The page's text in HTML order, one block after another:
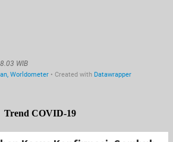
Trend COVID-19